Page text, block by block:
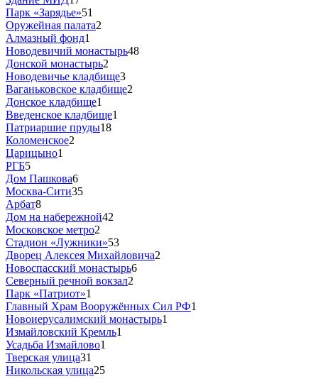
Парк «Зарядье»51
Оружейная палата2
Алмазный фонд1
Новодевичий монастырь48
Донской монастырь2
Новодевичье кладбище3
Ваганьковское кладбище2
Донское кладбище1
Введенское кладбище1
Патриаршие пруды18
Коломенское2
Царицыно1
РГБ5
Дом Пашкова6
Москва-Сити35
Арбат8
Дом на набережной42
Московское метро2
Стадион «Лужники»53
Дворец Алексея Михайловича2
Новоспасский монастырь6
Северный речной вокзал2
Парк «Патриот»1
Главный Храм Вооружённых Сил РФ1
Новоиерусалимский монастырь1
Измайловский Кремль1
Усадьба Измайлово1
Тверская улица31
Никольская улица25